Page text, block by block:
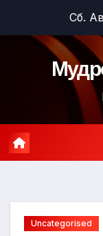
содержимому
Сб.
Uncategorised